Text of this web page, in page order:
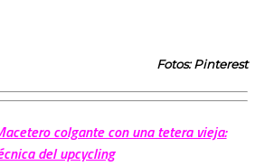
Fotos: Pinterest
colgante con una tetera vieja:
del upcycling